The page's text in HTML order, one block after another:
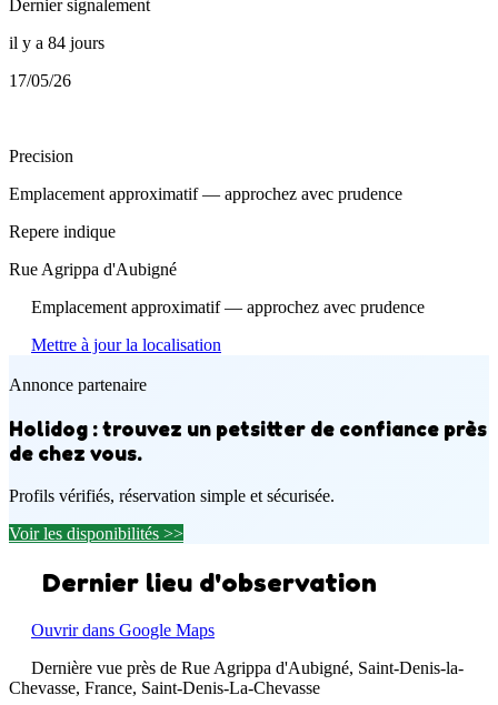
Dernier signalement
il y a 84 jours
17/05/26
Precision
Emplacement approximatif — approchez avec prudence
Repere indique
Rue Agrippa d'Aubigné
Emplacement approximatif — approchez avec prudence
Mettre à jour la localisation
Annonce partenaire
Holidog : trouvez un petsitter de confiance près
de chez vous.
Profils vérifiés, réservation simple et sécurisée.
Voir les disponibilités >>
Dernier lieu d'observation
Ouvrir dans Google Maps
Dernière vue près de Rue Agrippa d'Aubigné, Saint-Denis-la-
Chevasse, France, Saint-Denis-La-Chevasse